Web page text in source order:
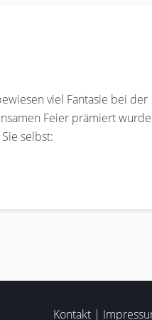
viel Fantasie bei der
Feier prämiert
selbst:
Kontakt |